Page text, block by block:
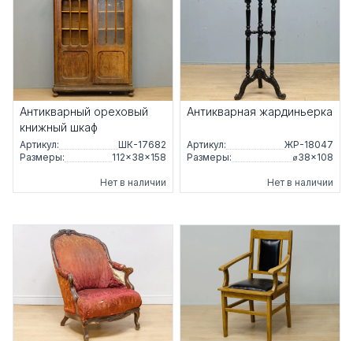
Антикварный ореховый
книжный шкаф
Артикул:
ШК-17682
Размеры:
112×38×158
Нет в наличии
Антикварная жардиньерка
Артикул:
ЖР-18047
Размеры:
⌀38×108
Нет в наличии